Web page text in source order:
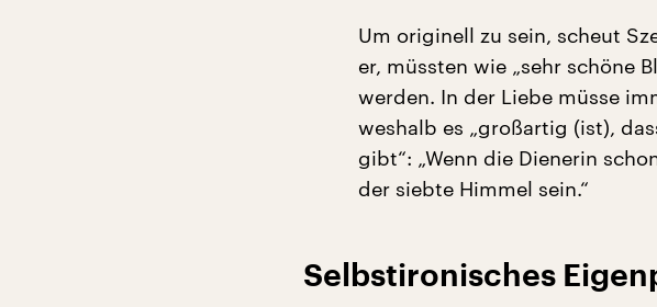
Um originell zu sein, scheut
er, müssten wie „sehr schöne
werden. In der Liebe müsse
weshalb es „großartig (ist),
gibt“: „Wenn die Dienerin
der siebte Himmel sein.“
Selbstironisches